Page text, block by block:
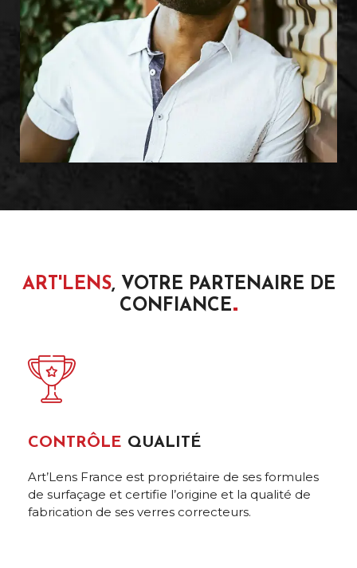
ART'LENS, VOTRE PARTENAIRE DE
CONFIANCE
CONTRÔLE QUALITÉ
Art’Lens France est propriétaire de ses formules
de surfaçage et certifie l’origine et la qualité de
fabrication de ses verres correcteurs.